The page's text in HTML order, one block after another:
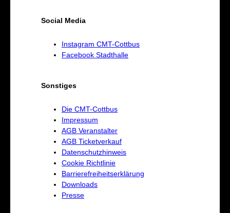
Social Media
Instagram CMT-Cottbus
Facebook Stadthalle
Sonstiges
Die CMT-Cottbus
Impressum
AGB Veranstalter
AGB Ticketverkauf
Datenschutzhinweis
Cookie Richtlinie
Barrierefreiheitserklärung
Downloads
Presse